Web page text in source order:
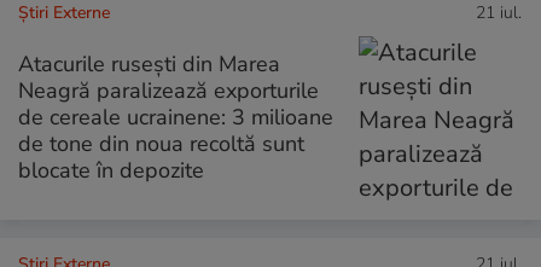
Știri Externe 21 iul.
Atacurile rusești din Marea
Neagră paralizează exporturile
de cereale ucrainene: 3 milioane
de tone din noua recoltă sunt
blocate în depozite